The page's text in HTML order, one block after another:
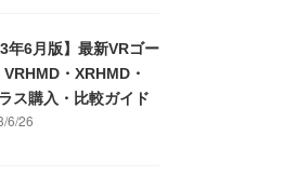
年6月版】最新VRゴー
VRHMD・XRHMD・
ス購入・比較ガイド
6/26